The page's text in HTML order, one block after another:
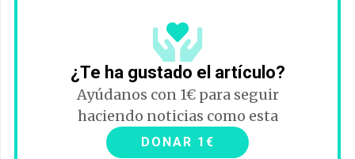
¿Te ha gustado el artículo?
Ayúdanos con 1€ para seguir
haciendo noticias como esta
DONAR 1€